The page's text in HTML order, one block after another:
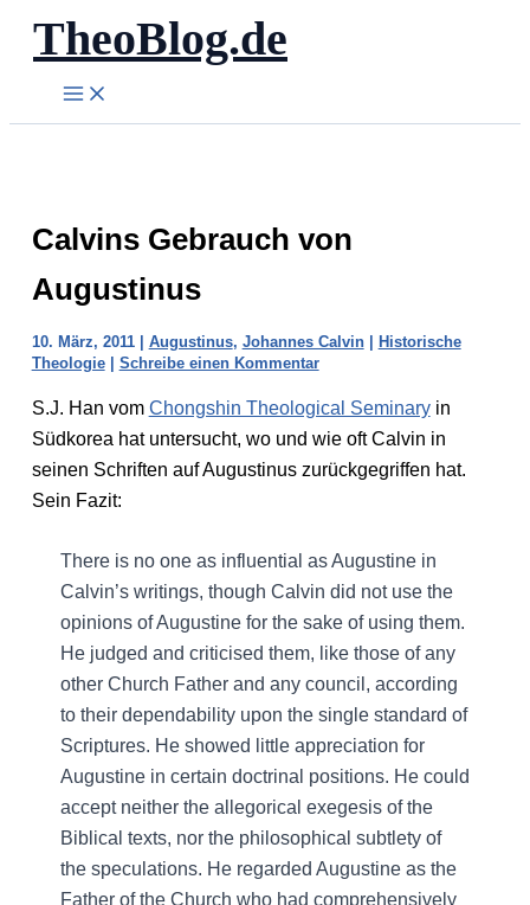
Zum
Inhalt
springen
TheoBlog.de
Calvins Gebrauch von
Augustinus
10. März, 2011 | Augustinus, Johannes Calvin| Historische
Theologie| Schreibe einen Kommentar
S.J. Han vom Chongshin Theological Seminaryin
Südkorea hat untersucht, wo und wie oft Calvin in
seinen Schriften auf Augustinus zurückgegriffen hat.
Sein Fazit:
There is no one as influential as Augustine in
Calvin’s writings, though Calvin did not use the
opinions of Augustine for the sake of using them.
He judged and criticised them, like those of any
other Church Father and any council, according
to their dependability upon the single standard of
Scriptures. He showed little appreciation for
Augustine in certain doctrinal positions. He could
accept neither the allegorical exegesis of the
Biblical texts, nor the philosophical subtlety of
the speculations. He regarded Augustine as the
Father of the Church who had comprehensively